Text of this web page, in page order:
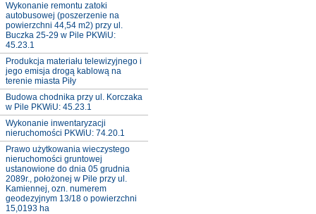
Wykonanie remontu zatoki
autobusowej (poszerzenie na
powierzchni 44,54 m2) przy ul.
Buczka 25-29 w Pile PKWiU:
45.23.1
Produkcja materiału telewizyjnego i
jego emisja drogą kablową na
terenie miasta Piły
Budowa chodnika przy ul. Korczaka
w Pile PKWiU: 45.23.1
Wykonanie inwentaryzacji
nieruchomości PKWiU: 74.20.1
Prawo użytkowania wieczystego
nieruchomości gruntowej
ustanowione do dnia 05 grudnia
2089r., położonej w Pile przy ul.
Kamiennej, ozn. numerem
geodezyjnym 13/18 o powierzchni
15,0193 ha